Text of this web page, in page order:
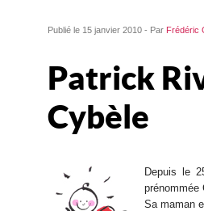
Publié le 15 janvier 2010 - Par Frédéric
Patrick
Cybèle
Depuis le
prénommée
Sa maman